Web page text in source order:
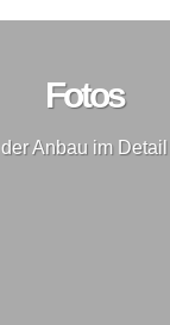
Fotos
der Anbau im Detail